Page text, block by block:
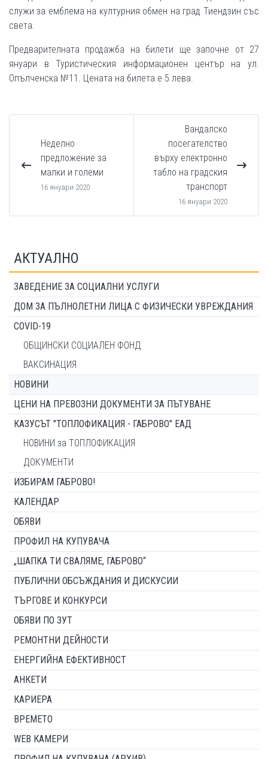
служи за емблема на културния обмен на град Тиендзин със
света.
Предварителната продажба на билети ще започне от 27
януари в Туристическия информационен център на ул.
Опълченска №11. Цената на билета е 5 лева.
Неделно
предложение за
малки и големи
16 януари 2020
Вандалско
посегателство
върху електронно
табло на градския
транспорт
16 януари 2020
АКТУАЛНО
ЗАВЕДЕНИЕ ЗА СОЦИАЛНИ УСЛУГИ
ДОМ ЗА ПЪЛНОЛЕТНИ ЛИЦА С ФИЗИЧЕСКИ УВРЕЖДАНИЯ
COVID-19
ОБЩИНСКИ СОЦИАЛЕН ФОНД
ВАКСИНАЦИЯ
НОВИНИ
ЦЕНИ НА ПРЕВОЗНИ ДОКУМЕНТИ ЗА ПЪТУВАНЕ
КАЗУСЪТ "ТОПЛОФИКАЦИЯ - ГАБРОВО" ЕАД
НОВИНИ за ТОПЛОФИКАЦИЯ
ДОКУМЕНТИ
ИЗБИРАМ ГАБРОВО!
КАЛЕНДАР
ОБЯВИ
ПРОФИЛ НА КУПУВАЧА
„ШАПКА ТИ СВАЛЯМЕ, ГАБРОВО“
ПУБЛИЧНИ ОБСЪЖДАНИЯ И ДИСКУСИИ
ТЪРГОВЕ И КОНКУРСИ
ОБЯВИ ПО ЗУТ
РЕМОНТНИ ДЕЙНОСТИ
ЕНЕРГИЙНА ЕФЕКТИВНОСТ
АНКЕТИ
КАРИЕРА
ВРЕМЕТО
WEB КАМЕРИ